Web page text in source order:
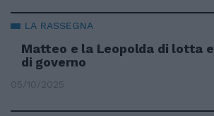
LA RASSEGNA
Matteo e la Leopolda di lotta e
di governo
05/10/2025